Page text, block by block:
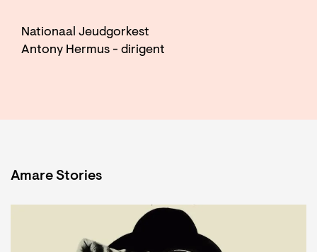
Nationaal Jeudgorkest
Antony Hermus - dirigent
Amare Stories